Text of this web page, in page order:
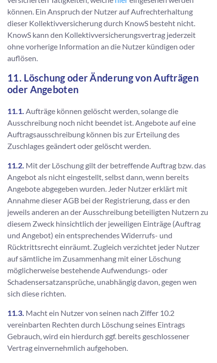
können. Ein Anspruch der Nutzer auf Aufrechterhaltung
dieser Kollektivversicherung durch KnowS besteht nicht.
KnowS kann den Kollektivversicherungsvertrag jederzeit
ohne vorherige Information an die Nutzer kündigen oder
auflösen.
11. Löschung oder Änderung von Aufträgen
oder Angeboten
11.1. Aufträge können gelöscht werden, solange die
Ausschreibung noch nicht beendet ist. Angebote auf eine
Auftragsausschreibung können bis zur Erteilung des
Zuschlages geändert oder gelöscht werden.
11.2. Mit der Löschung gilt der betreffende Auftrag bzw. das
Angebot als nicht eingestellt, selbst dann, wenn bereits
Angebote abgegeben wurden. Jeder Nutzer erklärt mit
Annahme dieser AGB bei der Registrierung, dass er den
jeweils anderen an der Ausschreibung beteiligten Nutzern zu
diesem Zweck hinsichtlich der jeweiligen Einträge (Auftrag
und Angebot) ein entsprechendes Widerrufs- und
Rücktrittsrecht einräumt. Zugleich verzichtet jeder Nutzer
auf sämtliche im Zusammenhang mit einer Löschung
möglicherweise bestehende Aufwendungs- oder
Schadensersatzansprüche, unabhängig davon, gegen wen
sich diese richten.
11.3. Macht ein Nutzer von seinen nach Ziffer 10.2
vereinbarten Rechten durch Löschung seines Eintrags
Gebrauch, wird ein hierdurch ggf. bereits geschlossener
Vertrag einvernehmlich aufgehoben.